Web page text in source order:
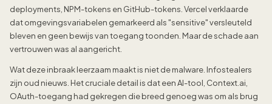
deployments, NPM-tokens en GitHub-tokens. Vercel verklaarde
dat omgevingsvariabelen gemarkeerd als "sensitive" versleuteld
bleven en geen bewijs van toegang toonden. Maar de schade aan
vertrouwen was al aangericht.
Wat deze inbraak leerzaam maakt is niet de malware. Infostealers
zijn oud nieuws. Het cruciale detail is dat een AI-tool, Context.ai,
OAuth-toegang had gekregen die breed genoeg was om als brug